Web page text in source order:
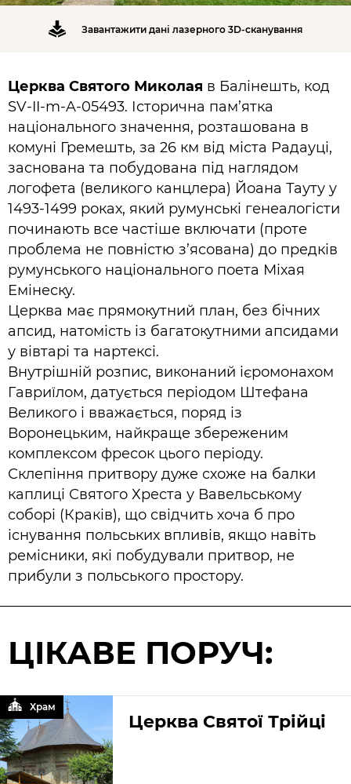
Завантажити дані лазерного 3D-сканування
Церква Святого Миколая в Балінешть, код
SV-II-m-A-05493. Історична пам’ятка
національного значення, розташована в
комуні Гремешть, за 26 км від міста Радауці,
заснована та побудована під наглядом
логофета (великого канцлера) Йоана Тауту у
1493-1499 роках, який румунські генеалогісти
починають все частіше включати (проте
проблема не повністю з’ясована) до предків
румунського національного поета Міхая
Емінеску.
Церква має прямокутний план, без бічних
апсид, натомість із багатокутними апсидами
у вівтарі та нартексі.
Внутрішній розпис, виконаний ієромонахом
Гавриїлом, датується періодом Штефана
Великого і вважається, поряд із
Воронецьким, найкраще збереженим
комплексом фресок цього періоду.
Склепіння притвору дуже схоже на балки
каплиці Святого Хреста у Вавельському
соборі (Краків), що свідчить хоча б про
існування польських впливів, якщо навіть
ремісники, які побудували притвор, не
прибули з польського простору.
ЦІКАВЕ ПОРУЧ:
Церква Святої Трійці
Храм